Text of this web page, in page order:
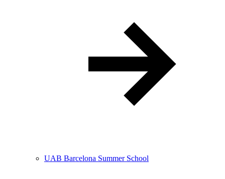
UAB Barcelona Summer School